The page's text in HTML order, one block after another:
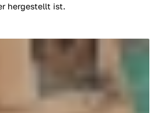
hergestellt ist.